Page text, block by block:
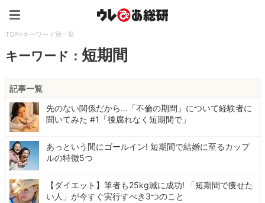
TOP>キーワード別一覧
キーワード：短期間
記事一覧
先のない関係だから…「不倫の期間」について経験者に
聞いてみた #1「後腐れなく短期間で」
あっという間にゴールイン! 短期間で結婚に至るカップ
ルの特徴5つ
【ダイエット】筆者も25kg減に成功! 「短期間で痩せた
い人」が今すぐ実行すべき3つのこと